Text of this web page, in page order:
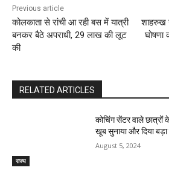
Previous article
कोलकाता से रांची आ रही बस में यात्री
बनकर बैठे अपराधी, 29 लाख की लूट
की
शाहरुख
RELATED ARTICLES
राज्य
कोचिंग सेंटर वाले
खूब सुनाया और दिया
August 5, 2024